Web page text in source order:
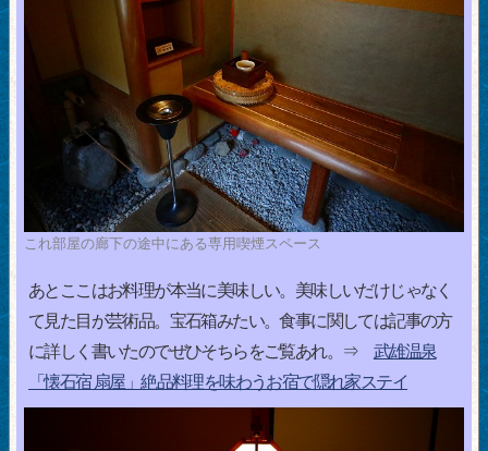
これ部屋の廊下の途中にある専用喫煙スペース
あとここはお料理が本当に美味しい。美味しいだけじゃなく
て見た目が芸術品。宝石箱みたい。食事に関しては記事の方
に詳しく書いたのでぜひそちらをご覧あれ。⇒ 武雄温泉
「懐石宿 扇屋」絶品料理を味わうお宿で隠れ家ステイ